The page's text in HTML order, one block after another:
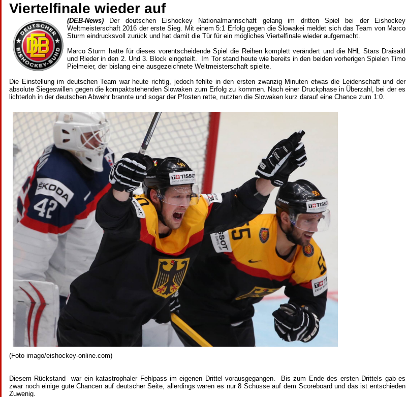
Viertelfinale wieder auf
(DEB-News)
Der deutschen Eishockey Nationalmannschaft gelang im dritten Spiel bei der Eishockey
Weltmeisterschaft 2016 der erste Sieg. Mit einem 5:1 Erfolg gegen die Slowakei meldet sich das Team von Marco
Sturm eindrucksvoll zurück und hat damit die Tür für ein mögliches Viertelfinale wieder aufgemacht.
Marco Sturm hatte für dieses vorentscheidende Spiel die Reihen komplett verändert und die NHL Stars Draisaitl
und Rieder in den 2. Und 3. Block eingeteilt. Im Tor stand heute wie bereits in den beiden vorherigen Spielen Timo
Pielmeier, der bislang eine ausgezeichnete Weltmeisterschaft spielte.
Die Einstellung im deutschen Team war heute richtig, jedoch fehlte in den ersten zwanzig Minuten etwas die Leidenschaft und der
absolute Siegeswillen gegen die kompaktstehenden Slowaken zum Erfolg zu kommen. Nach einer Druckphase in Überzahl, bei der es
lichterloh in der deutschen Abwehr brannte und sogar der Pfosten rette, nutzten die Slowaken kurz darauf eine Chance zum 1:0.
(Foto imago/eishockey-online.com)
Diesem Rückstand war ein katastrophaler Fehlpass im eigenen Drittel vorausgegangen. Bis zum Ende des ersten Drittels gab es
zwar noch einige gute Chancen auf deutscher Seite, allerdings waren es nur 8 Schüsse auf dem Scoreboard und das ist entschieden
Zuwenig.